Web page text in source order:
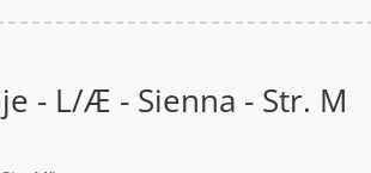
- L/Æ - Sienna - Str. M